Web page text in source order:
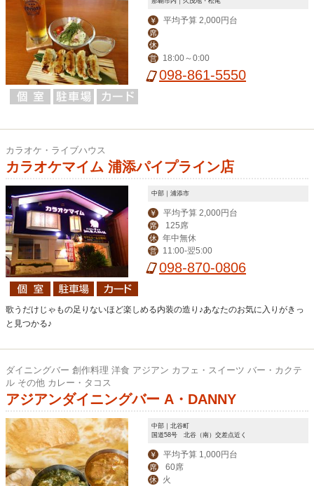
￥ 平均予算 2,000円台
席
休
営
18:00～0:00
098-861-5550
カラオケ・ライブハウス
カラオケマイム 浦添パイプライン店
中部｜浦添市
￥ 平均予算 2,000円台
席 125席
休 年中無休
営 11:00-翌5:00
098-870-0806
歌うだけじゃもの足りないほど楽しめる内装の造り♪あなたのお気に入りがきっ
と見つかる♪
ダイニングバー 創作料理 洋食 アジアン カフェ・スイーツ バー・カクテ
ル その他 カレー・タコス
アジアンダイニングバー A・DANNY
中部｜北谷町
国道58号 北谷（南）交差点近く
￥ 平均予算 1,000円台
席 60席
休 火